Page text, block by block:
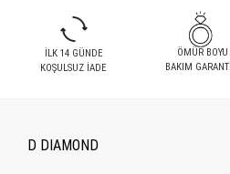
İLK 14 GÜNDE
KOŞULSUZ İADE
ÖMÜR BOYU
BAKIM
D DIAMOND